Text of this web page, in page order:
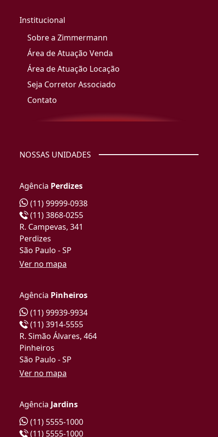
Institucional
Sobre a Zimmermann
Área de Atuação Venda
Área de Atuação Locação
Seja Corretor Associado
Contato
NOSSAS UNIDADES
Agência Perdizes
(11) 99999-0938
(11) 3868-0255
R. Campevas, 341
Perdizes
São Paulo - SP
Ver no mapa
Agência Pinheiros
(11) 99939-9934
(11) 3914-5555
R. Simão Álvares, 464
Pinheiros
São Paulo - SP
Ver no mapa
Agência Jardins
(11) 5555-1000
(11) 5555-1000